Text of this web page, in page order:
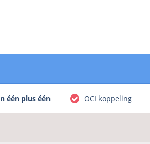
één plus één OCI koppeling